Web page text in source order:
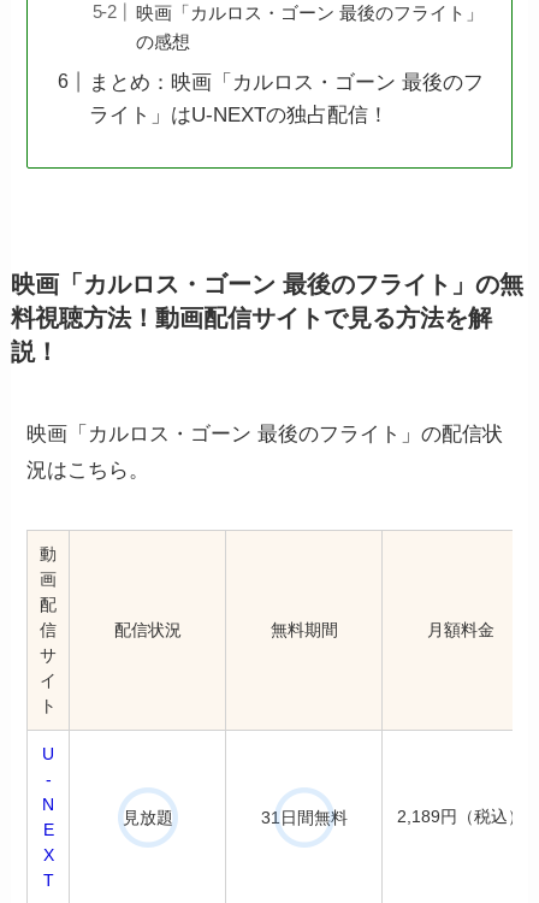
映画「カルロス・ゴーン 最後のフライト」
の感想
まとめ：映画「カルロス・ゴーン 最後のフ
ライト」はU-NEXTの独占配信！
映画「カルロス・ゴーン 最後のフライト」の無
料視聴方法！動画配信サイトで見る方法を解
説！
映画「カルロス・ゴーン 最後のフライト」の配信状
況はこちら。
動
画
配
信
サ
イ
ト
配信状況 無料期間 月額料金
U
-
N
E
X
T
見放題 31日間無料 2,189円（税込）